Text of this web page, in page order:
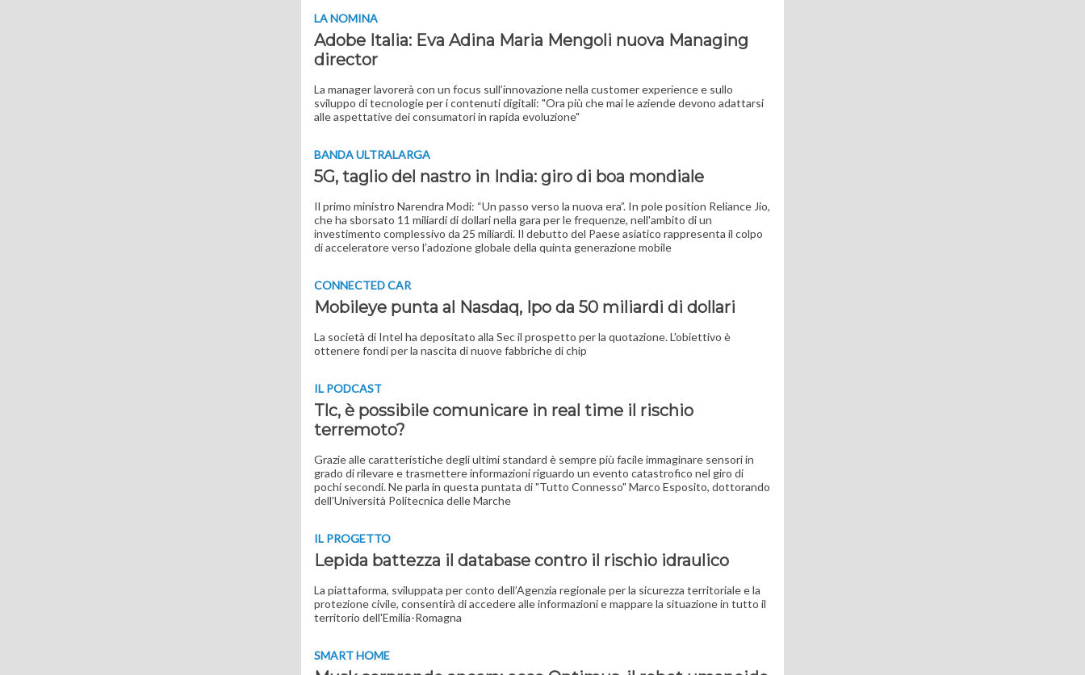
LA NOMINA
Adobe Italia: Eva Adina Maria Mengoli nuova Managing
director
La manager lavorerà con un focus sull’innovazione nella customer experience e sullo
sviluppo di tecnologie per i contenuti digitali: "Ora più che mai le aziende devono adattarsi
alle aspettative dei consumatori in rapida evoluzione"
BANDA ULTRALARGA
5G, taglio del nastro in India: giro di boa mondiale
Il primo ministro Narendra Modi: “Un passo verso la nuova era”. In pole position Reliance Jio,
che ha sborsato 11 miliardi di dollari nella gara per le frequenze, nell'ambito di un
investimento complessivo da 25 miliardi. Il debutto del Paese asiatico rappresenta il colpo
di acceleratore verso l’adozione globale della quinta generazione mobile
CONNECTED CAR
Mobileye punta al Nasdaq, Ipo da 50 miliardi di dollari
La società di Intel ha depositato alla Sec il prospetto per la quotazione. L'obiettivo è
ottenere fondi per la nascita di nuove fabbriche di chip
IL PODCAST
Tlc, è possibile comunicare in real time il rischio
terremoto?
Grazie alle caratteristiche degli ultimi standard è sempre più facile immaginare sensori in
grado di rilevare e trasmettere informazioni riguardo un evento catastrofico nel giro di
pochi secondi. Ne parla in questa puntata di "Tutto Connesso" Marco Esposito, dottorando
dell’Università Politecnica delle Marche
IL PROGETTO
Lepida battezza il database contro il rischio idraulico
La piattaforma, sviluppata per conto dell’Agenzia regionale per la sicurezza territoriale e la
protezione civile, consentirà di accedere alle informazioni e mappare la situazione in tutto il
territorio dell'Emilia-Romagna
SMART HOME